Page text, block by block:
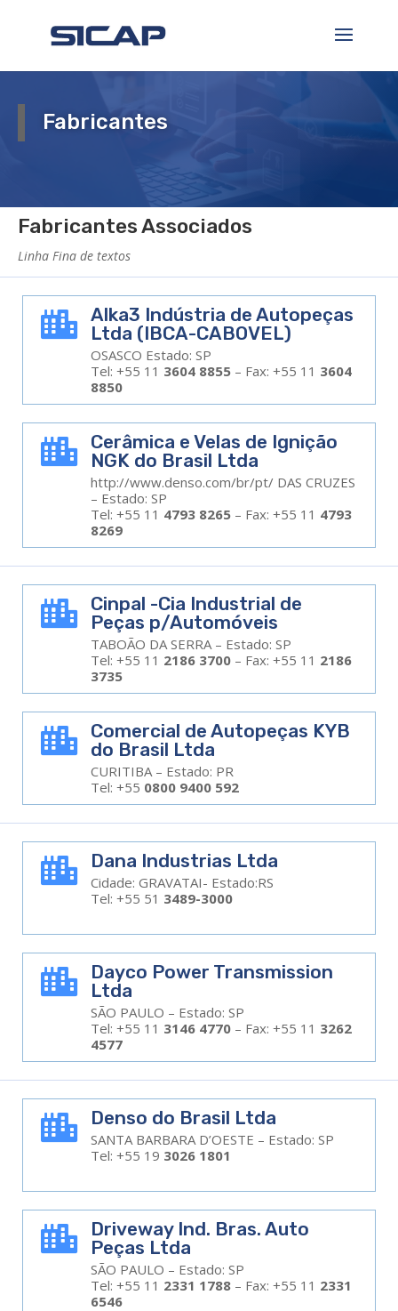
Fabricantes
Fabricantes Associados
Linha Fina de textos
 Alka3 Indústria de Autopeças
Ltda (IBCA-CABOVEL)
OSASCO Estado: SP
Tel: +55 11 3604 8855 – Fax: +55 11 3604
8850

Cerâmica e Velas de Ignição
NGK do Brasil Ltda
http://www.denso.com/br/pt/ DAS CRUZES
– Estado: SP
Tel: +55 11 4793 8265 – Fax: +55 11 4793
8269

Cinpal -Cia Industrial de
Peças p/Automóveis
TABOÃO DA SERRA – Estado: SP
Tel: +55 11 2186 3700 – Fax: +55 11 2186
3735

Comercial de Autopeças KYB
do Brasil Ltda
CURITIBA – Estado: PR
Tel: +55 0800 9400 592
 Dana Industrias Ltda
Cidade: GRAVATAI- Estado:RS
Tel: +55 51 3489-3000

Dayco Power Transmission
Ltda
SÃO PAULO – Estado: SP
Tel: +55 11 3146 4770 – Fax: +55 11 3262
4577
 Denso do Brasil Ltda
SANTA BARBARA D’OESTE – Estado: SP
Tel: +55 19 3026 1801

Driveway Ind. Bras. Auto
Peças Ltda
SÃO PAULO – Estado: SP
Tel: +55 11 2331 1788 – Fax: +55 11 2331
6546